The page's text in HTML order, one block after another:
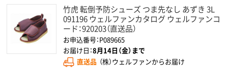
竹虎 転倒予防シューズ つま先なし あずき 3L
091196 ウェルファンカタログ ウェルファンコ
ード：920203（直送品）
お申込番号：P089665
お届け日：8月14日（金）まで
直送品 （株）ウェルファンからお届け